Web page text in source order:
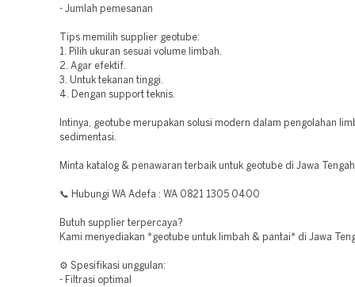
- Jumlah pemesanan
Tips memilih supplier geotube:
1. Pilih ukuran sesuai volume limbah.
2. Agar efektif.
3. Untuk tekanan tinggi.
4. Dengan support teknis.
Intinya, geotube merupakan solusi modern dalam pengolahan
sedimentasi.
Minta katalog & penawaran terbaik untuk geotube di Jawa
📞 Hubungi WA Adefa : WA 0821 1305 0400
Butuh supplier terpercaya?
Kami menyediakan *geotube untuk limbah & pantai* di Jawa
⚙️ Spesifikasi unggulan:
- Filtrasi optimal